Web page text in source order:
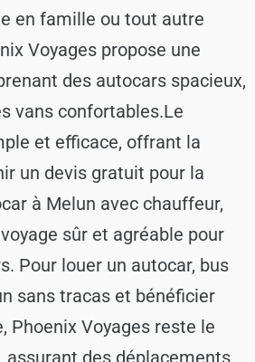
en famille ou tout autre
Voyages propose une
des autocars spacieux,
vans confortables.Le
et efficace, offrant la
un devis gratuit pour la
à Melun avec chauffeur,
sûr et agréable pour
Pour louer un autocar, bus
sans tracas et bénéficier
Phoenix Voyages reste le
assurant des déplacements